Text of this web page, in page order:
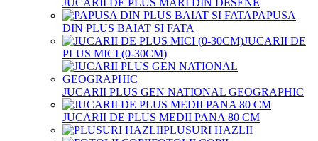
PAPUSA
DIN PLUS BAIAT SI FATA
JUCARII DE
PLUS MICI (0-30CM)
JUCARII PLUS GEN NATIONAL GEOGRAPHIC
JUCARII DE PLUS MEDII PANA 80 CM
PLUSURI HAZLII